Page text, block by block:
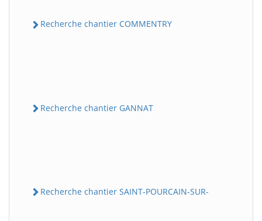
Recherche chantier COMMENTRY
Recherche chantier GANNAT
Recherche chantier SAINT-POURCAIN-SUR-